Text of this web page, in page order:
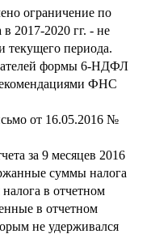
ограничение по
2017-2020 гг. - не
текущего периода.
формы 6-НДФЛ
ФНС
от 16.05.2016 №
за 9 месяцев 2016
суммы налога
в отчетном
в отчетном
не удерживался